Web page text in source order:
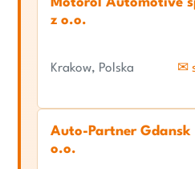
Motorol Automotive
z o.o.
Krakow, Polska
✉
Auto-Partner Gdansk
o.o.